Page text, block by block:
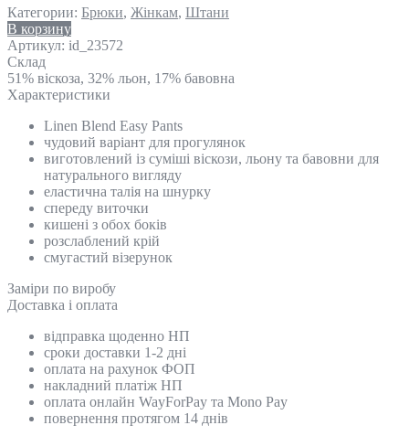
Категории: Брюки, Жінкам, Штани
В корзину
Артикул: id_23572
Склад
51% віскоза, 32% льон, 17% бавовна
Характеристики
Linen Blend Easy Pants
чудовий варіант для прогулянок
виготовлений із суміші віскози, льону та бавовни для
натурального вигляду
еластична талія на шнурку
спереду виточки
кишені з обох боків
розслаблений крій
смугастий візерунок
Замiри по виробу
Доставка і оплата
відправка щоденно НП
сроки доставки 1-2 дні
оплата на рахунок ФОП
накладний платіж НП
оплата онлайн WayForPay та Mono Pay
повернення протягом 14 днів